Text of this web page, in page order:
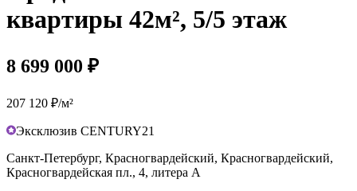
квартиры 42м², 5/5 этаж
8 699 000 ₽
207 120 ₽/м²
Эксклюзив CENTURY21
Санкт-Петербург, Красногвардейский, Красногвардейский,
Красногвардейская пл., 4, литера А